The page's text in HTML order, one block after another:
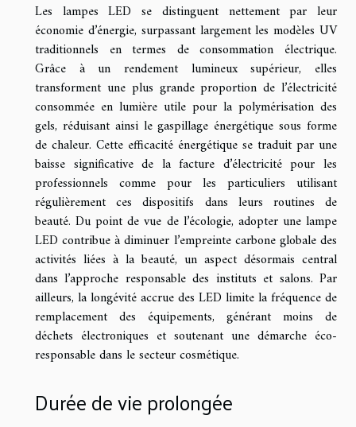
Les lampes LED se distinguent nettement par leur
économie d’énergie, surpassant largement les modèles UV
traditionnels en termes de consommation électrique.
Grâce à un rendement lumineux supérieur, elles
transforment une plus grande proportion de l’électricité
consommée en lumière utile pour la polymérisation des
gels, réduisant ainsi le gaspillage énergétique sous forme
de chaleur. Cette efficacité énergétique se traduit par une
baisse significative de la facture d’électricité pour les
professionnels comme pour les particuliers utilisant
régulièrement ces dispositifs dans leurs routines de
beauté. Du point de vue de l’écologie, adopter une lampe
LED contribue à diminuer l’empreinte carbone globale des
activités liées à la beauté, un aspect désormais central
dans l’approche responsable des instituts et salons. Par
ailleurs, la longévité accrue des LED limite la fréquence de
remplacement des équipements, générant moins de
déchets électroniques et soutenant une démarche éco-
responsable dans le secteur cosmétique.
Durée de vie prolongée